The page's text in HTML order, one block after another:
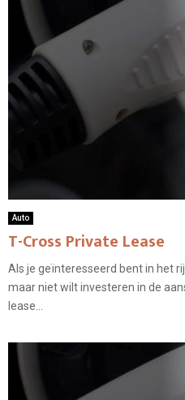
Auto
T-Cross Private Lease
Als je geïnteresseerd bent in het
maar niet wilt investeren in de
lease...